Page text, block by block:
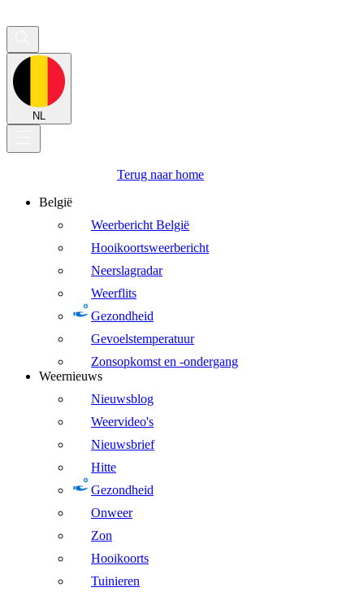
NL
Terug naar home
België
Weerbericht België
Hooikoortsweerbericht
Neerslagradar
Weerflits
Gezondheid
Gevoelstemperatuur
Zonsopkomst en -ondergang
Weernieuws
Nieuwsblog
Weervideo's
Nieuwsbrief
Hitte
Gezondheid
Onweer
Zon
Hooikoorts
Tuinieren